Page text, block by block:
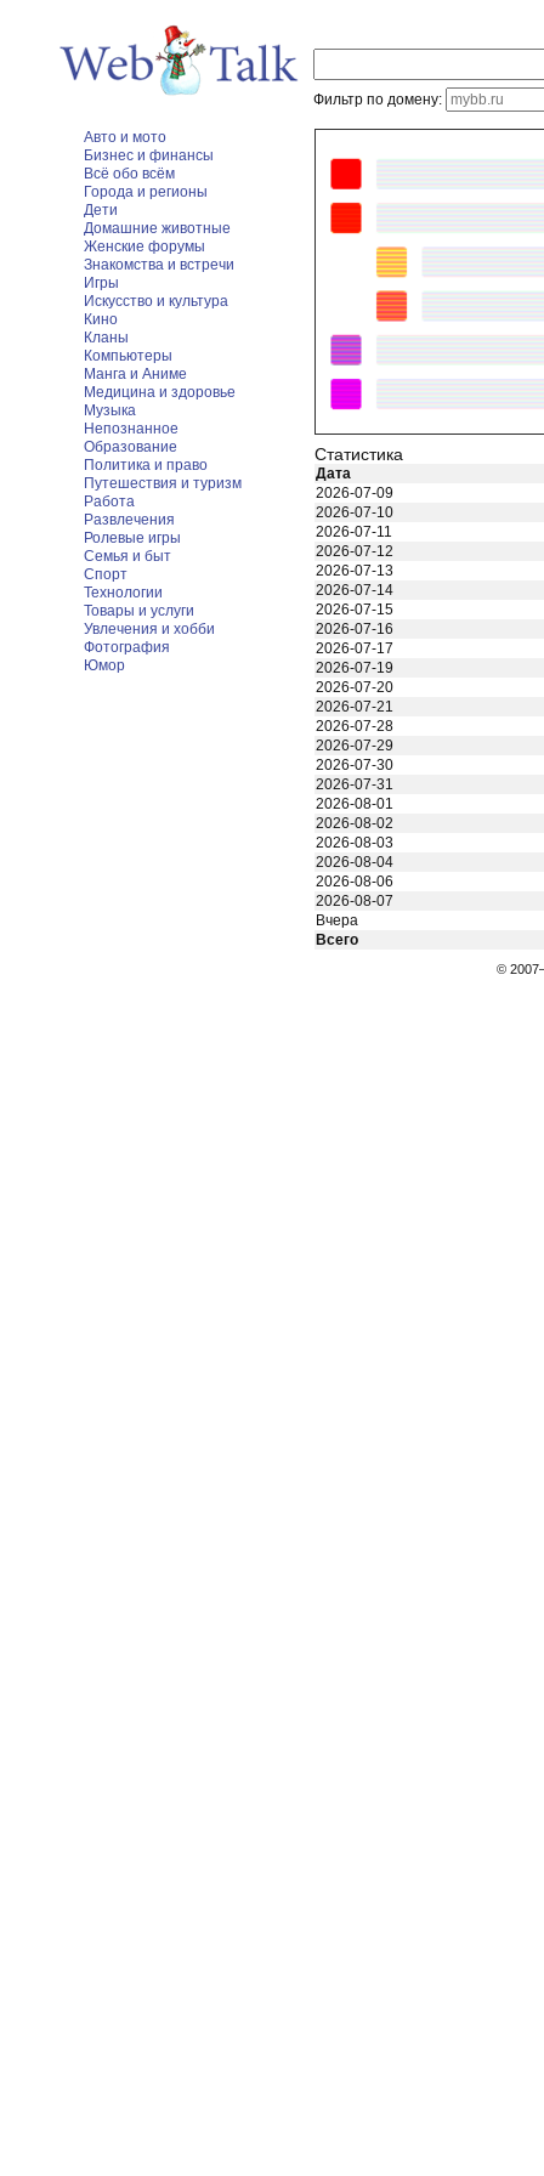
Фильтр по домену:
Авто и мото
Бизнес и финансы
Всё обо всём
Города и регионы
Дети
Домашние животные
Женские форумы
Знакомства и встречи
Игры
Искусство и культура
Кино
Кланы
Компьютеры
Манга и Аниме
Медицина и здоровье
Музыка
Непознанное
Образование
Политика и право
Путешествия и туризм
Работа
Развлечения
Ролевые игры
Семья и быт
Спорт
Технологии
Товары и услуги
Увлечения и хобби
Фотография
Юмор
Статистика
Дата
2026-07-09
2026-07-10
2026-07-11
2026-07-12
2026-07-13
2026-07-14
2026-07-15
2026-07-16
2026-07-17
2026-07-19
2026-07-20
2026-07-21
2026-07-28
2026-07-29
2026-07-30
2026-07-31
2026-08-01
2026-08-02
2026-08-03
2026-08-04
2026-08-06
2026-08-07
Вчера
Всего
©